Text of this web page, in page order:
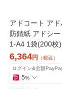
アドコート ア
防錆紙 アドシ
1-A4 1袋(200枚)
送品）
6,364円 （税込）
ログイン&全額
5%